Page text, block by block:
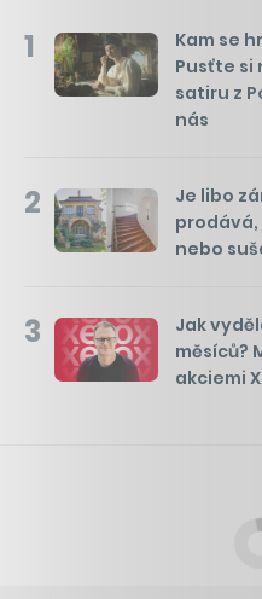
1
Kam se
Pusťte si
satiru z
nás
2
Je libo
prodává,
nebo
3
Jak
měsíců?
akciemi